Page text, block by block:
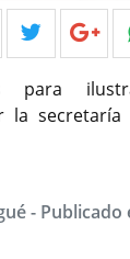
para
la
- Publicado